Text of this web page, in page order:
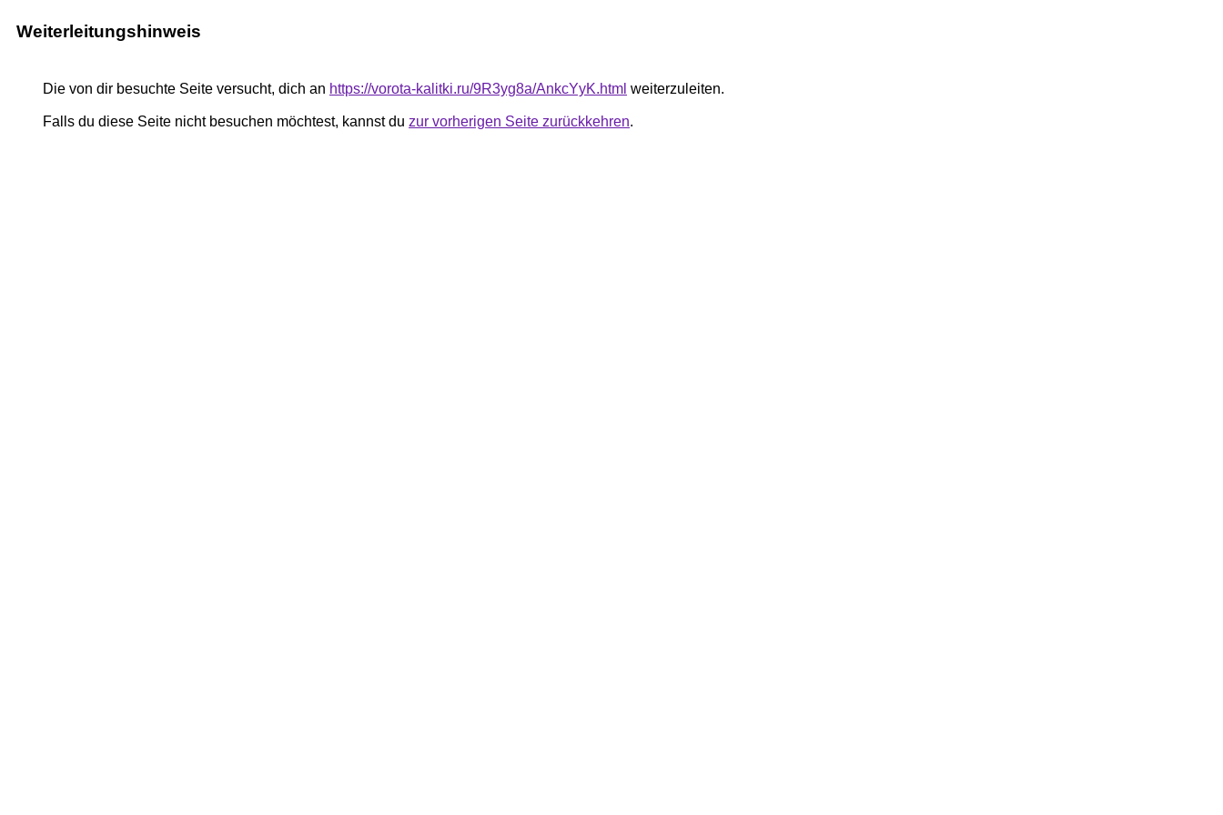
Weiterleitungshinweis
Die von dir besuchte Seite versucht, dich an https://vorota-kalitki.ru/9R3yg8a/AnkcYyK.html weiterzuleiten.
Falls du diese Seite nicht besuchen möchtest, kannst du zur vorherigen Seite zurückkehren.